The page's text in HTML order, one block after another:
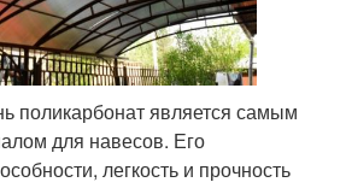
поликарбонат является самым
для навесов. Его
легкость и прочность